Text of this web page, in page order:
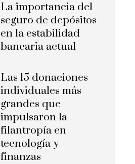
La importancia del
seguro de depósitos
en la estabilidad
bancaria actual
Las 15 donaciones
individuales más
grandes que
impulsaron la
filantropía en
tecnología y
finanzas